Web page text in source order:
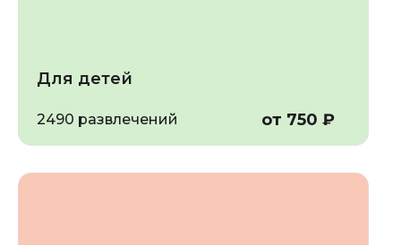
Для детей
2490 развлечений от 750 ₽